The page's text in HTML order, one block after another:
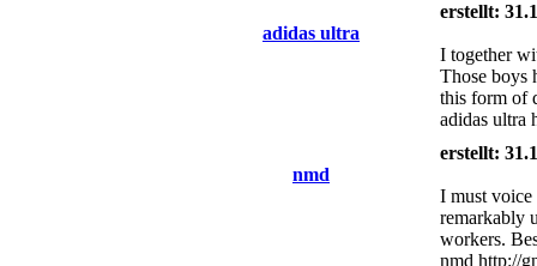
adidas ultra
erstellt:
I together
Those boys
this form of
adidas ultra
nmd
erstellt:
I must voice
remarkably
workers.
nmd http://